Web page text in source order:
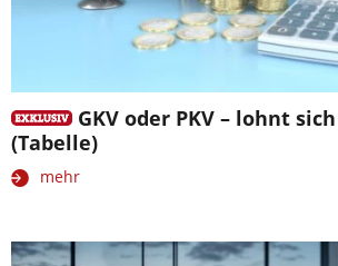
GKV oder PKV – lohnt
(Tabelle)
mehr